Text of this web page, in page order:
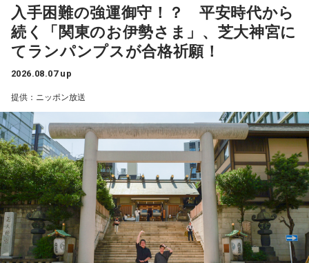
【8位】蟹座（かに座）
ヨガや瞑想をすることで運気がアップする日です。今のご自
身とゆっくりじっくり真摯に向き合い、あなたの内側の意識
にアクセスしてみてください。大切な気づきがあるかもしれ
ませんよ。
あなたの心が落ち着く場所を求めてください。子どもの頃に
好きだった食べ物を食べたり、思い出のアニメや映画を観た
りするのも良いでしょう。あなたの心が癒されることをして
いきましょう。
【10位】牡牛座（おうし座）
あなたの隠れた才能に気づく日です。あなたが何気なく日常
の中で自然にこなしていることのなかに、あなたの才能が隠
れているかもしれません。意識して1日を過ごしてみましょ
う。
ためにも。
あー忙しい忙しい（汗）
配信と言えばAmazonプライムで7月から【犯罪者】というサ
まず最初に3話、1週間後に2話、さらに1週間後に2話で全7話
の放送。とにかく次のエピソードが待ち遠しくて。
この事件とあの問題がどうつながっていくんだろう？ユース
ケ・サンタマリアさんのこのセリフはどういう意味？伊東さ
んは悪者！？笑などワクワク。
ラストではもしかして続編あり？と期待感を残しながら見終
わりました。
ただ…、次のエピソードを見るまでたった1週間なのに、もう
入手困難の強運御守！？ 平安時代から
続く「関東のお伊勢さま」、芝大神宮に
てランパンプスが合格祈願！
2026.08.07 up
提供：ニッポン放送